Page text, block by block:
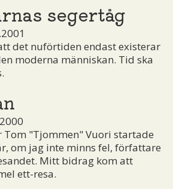
segertåg
det nuförtiden endast existerar
moderna människan. Tid ska
Tom "Tjommen" Vuori startade
om jag inte minns fel, författare
Mitt bidrag kom att
ett-resa.